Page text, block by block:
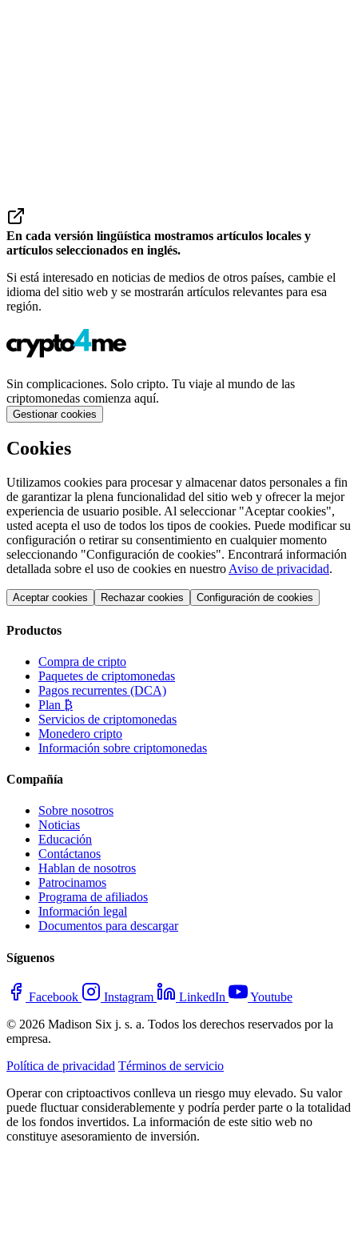
En cada versión lingüística mostramos artículos locales y
artículos seleccionados en inglés.
Si está interesado en noticias de medios de otros países, cambie el
idioma del sitio web y se mostrarán artículos relevantes para esa
región.
Sin complicaciones. Solo cripto. Tu viaje al mundo de las
criptomonedas comienza aquí.
Gestionar cookies
Cookies
Utilizamos cookies para procesar y almacenar datos personales a fin
de garantizar la plena funcionalidad del sitio web y ofrecer la mejor
experiencia de usuario posible. Al seleccionar "Aceptar cookies",
usted acepta el uso de todos los tipos de cookies. Puede modificar su
configuración o retirar su consentimiento en cualquier momento
seleccionando "Configuración de cookies". Encontrará información
detallada sobre el uso de cookies en nuestro Aviso de privacidad.
Aceptar cookies Rechazar cookies Configuración de cookies
Productos
Compra de cripto
Paquetes de criptomonedas
Pagos recurrentes (DCA)
Plan ₿
Servicios de criptomonedas
Monedero cripto
Información sobre criptomonedas
Compañía
Sobre nosotros
Noticias
Educación
Contáctanos
Hablan de nosotros
Patrocinamos
Programa de afiliados
Información legal
Documentos para descargar
Síguenos
Facebook Instagram LinkedIn
Youtube
© 2026 Madison Six j. s. a. Todos los derechos reservados por la
empresa.
Política de privacidad Términos de servicio
Operar con criptoactivos conlleva un riesgo muy elevado. Su valor
puede fluctuar considerablemente y podría perder parte o la totalidad
de los fondos invertidos. La información de este sitio web no
constituye asesoramiento de inversión.